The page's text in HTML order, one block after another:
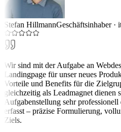
Stefan HillmannGeschäftsinhaber·
Wir sind mit der Aufgabe an
Landingpage für unser neues
Vorteile und Benefits für die
gleichzeitig als Leadmagnet
Aufgabenstellung sehr
erfasst – präzise Formulierung,
Ziels.